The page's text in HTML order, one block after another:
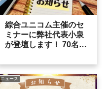
綜合ユニコム主催のセ
ミナーに弊社代表小泉
が登壇します！ 70名を
ビジネスフェアでのセ
ミナー内容を より詳し
く説明、明日から実践
ニュース